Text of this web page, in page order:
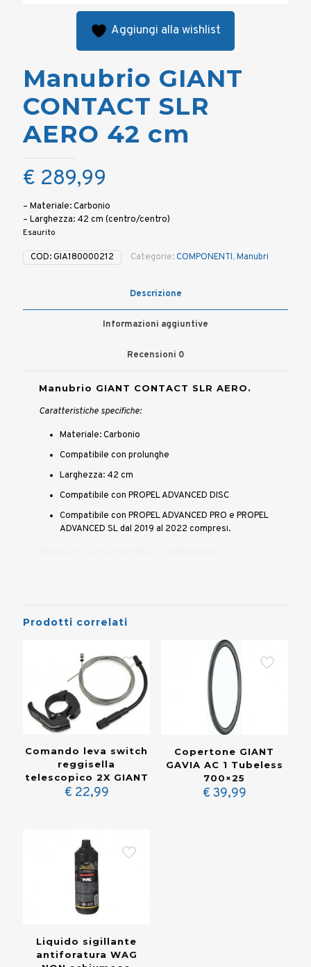
Aggiungi alla wishlist
Manubrio GIANT
CONTACT SLR
AERO 42 cm
€ 289,99
– Materiale: Carbonio
– Larghezza: 42 cm (centro/centro)
Esaurito
COD:GIA180000212 Categorie:COMPONENTI,Manubri
Descrizione
Informazioni aggiuntive
Recensioni 0
Manubrio GIANT CONTACT SLR AERO.
Caratteristiche specifiche:
Materiale: Carbonio
Compatibile con prolunghe
Larghezza: 42 cm
Compatibile con PROPEL ADVANCED DISC
Compatibile con PROPEL ADVANCED PRO e PROPEL
ADVANCED SL dal 2019 al 2022 compresi.
Prodotti correlati
Comando leva switch
reggisella
telescopico 2X GIANT
€ 22,99
Copertone GIANT
GAVIA AC 1 Tubeless
700×25
€ 39,99
Liquido sigillante
antiforatura WAG